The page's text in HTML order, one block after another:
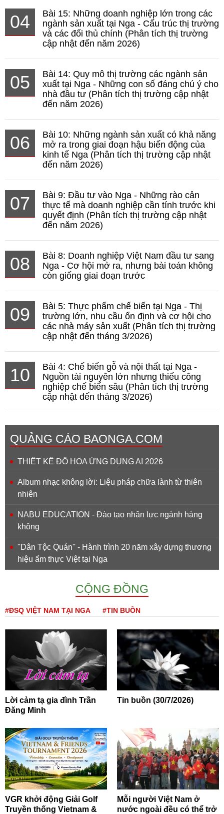
04
Bài 15: Những doanh nghiệp lớn trong các
ngành sản xuất tại Nga - Cấu trúc thị trường
và các đối thủ chính (Phân tích thị trường
cập nhật đến năm 2026)
05
Bài 14: Quy mô thị trường các ngành sản
xuất tại Nga - Những con số đáng chú ý cho
nhà đầu tư (Phân tích thị trường cập nhật
đến năm 2026)
06
Bài 10: Những ngành sản xuất có khả năng
mở ra trong giai đoạn hậu biến động của
kinh tế Nga (Phân tích thị trường cập nhật
đến năm 2026)
07
Bài 9: Đầu tư vào Nga - Những rào cản
thực tế mà doanh nghiệp cần tính trước khi
quyết định (Phân tích thị trường cập nhật
đến năm 2026)
08
Bài 8: Doanh nghiệp Việt Nam đầu tư sang
Nga - Cơ hội mở ra, nhưng bài toán không
còn giống giai đoạn trước
09
Bài 5: Thực phẩm chế biến tại Nga - Thị
trường lớn, nhu cầu ổn định và cơ hội cho
các nhà máy sản xuất (Phân tích thị trường
cập nhật đến tháng 3/2026)
10
Bài 4: Chế biến gỗ và nội thất tại Nga -
Nguồn tài nguyên lớn nhưng thiếu công
nghiệp chế biến sâu (Phân tích thị trường
cập nhật đến tháng 3/2026)
QUẢNG CÁO BAONGA.COM
THIẾT KẾ ĐỒ HỌA ỨNG DỤNG AI 2026
Album nhạc không lời: Liệu pháp chữa lành từ thiên
nhiên
NABU EDUCATION - Đào tạo nhân lực ngành hàng
không
''Dân Tộc Quán'' - Hành trình 20 năm xây dựng thương
hiệu ẩm thực Việt tại Nga
CỘNG ĐỒNG
#ĐSQ VIỆT NAM TẠI NGA #TIN BUỒN
Lời cảm tạ gia đình Trần
Đăng Minh
Tin buồn (30/7/2026)
VGR khởi động Giải Golf
Truyền thống Vietnam &
Mỗi người Việt Nam ở
nước ngoài đều có thể trở